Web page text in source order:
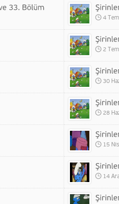
4 Tem
2 Tem
30
28
15 Nis
14